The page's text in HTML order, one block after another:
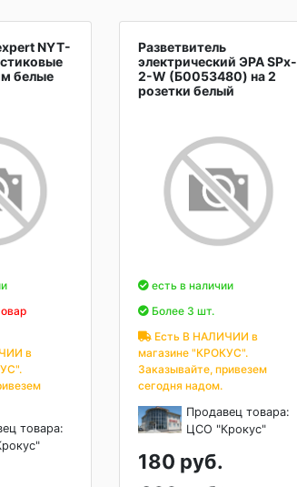
NYT-
белые
в
товара:
Разветвитель
электрический ЭРА SPx-
2-W (Б0053480) на 2
розетки белый
есть в наличии
Более 3 шт.
Есть В НАЛИЧИИ в
магазине "КРОКУС".
Заказывайте, привезем
сегодня надом.
Продавец товара:
ЦСО "Крокус"
180 руб.